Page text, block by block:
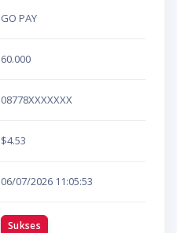
GO PAY
60.000
08778XXXXXXX
$4.53
06/07/2026 11:05:53
Sukses